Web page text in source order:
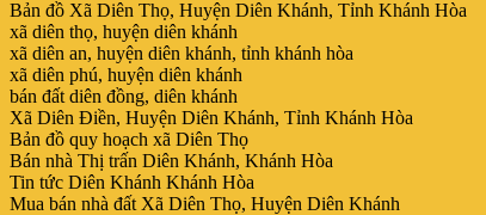
Bản đồ Xã Diên Thọ, Huyện Diên Khánh, Tỉnh Khánh Hòa
xã diên thọ, huyện diên khánh
xã diên an, huyện diên khánh, tỉnh khánh hòa
xã diên phú, huyện diên khánh
bán đất diên đồng, diên khánh
Xã Diên Điền, Huyện Diên Khánh, Tỉnh Khánh Hòa
Bản đồ quy hoạch xã Diên Thọ
Bán nhà Thị trấn Diên Khánh, Khánh Hòa
Tin tức Diên Khánh Khánh Hòa
Mua bán nhà đất Xã Diên Thọ, Huyện Diên Khánh